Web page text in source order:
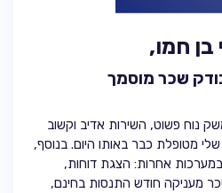
נוח פשוט, השירות אדיב וקשוב
מטופלת כבר באותו היום. בנוסף,
במערכות אחרות: הצגת דוחות,
מעניקה חודש התנסות בחינם,
בן חמו,
שכר מוסמך